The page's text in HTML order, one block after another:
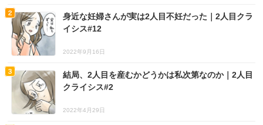
身近な妊婦さんが実は2人目不妊だった｜2人目クラ
イシス#12
2022年9月16日
結局、2人目を産むかどうかは私次第なのか｜2人目
クライシス#2
2022年4月29日